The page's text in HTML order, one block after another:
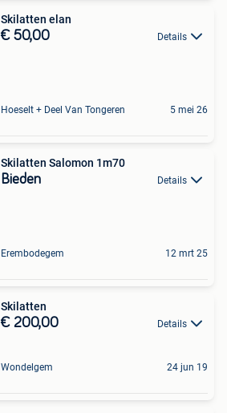
Skilatten elan
€ 50,00 Details
Hoeselt + Deel Van Tongeren 5 mei 26
Skilatten Salomon 1m70
Bieden Details
Erembodegem 12 mrt 25
Skilatten
€ 200,00 Details
Wondelgem 24 jun 19